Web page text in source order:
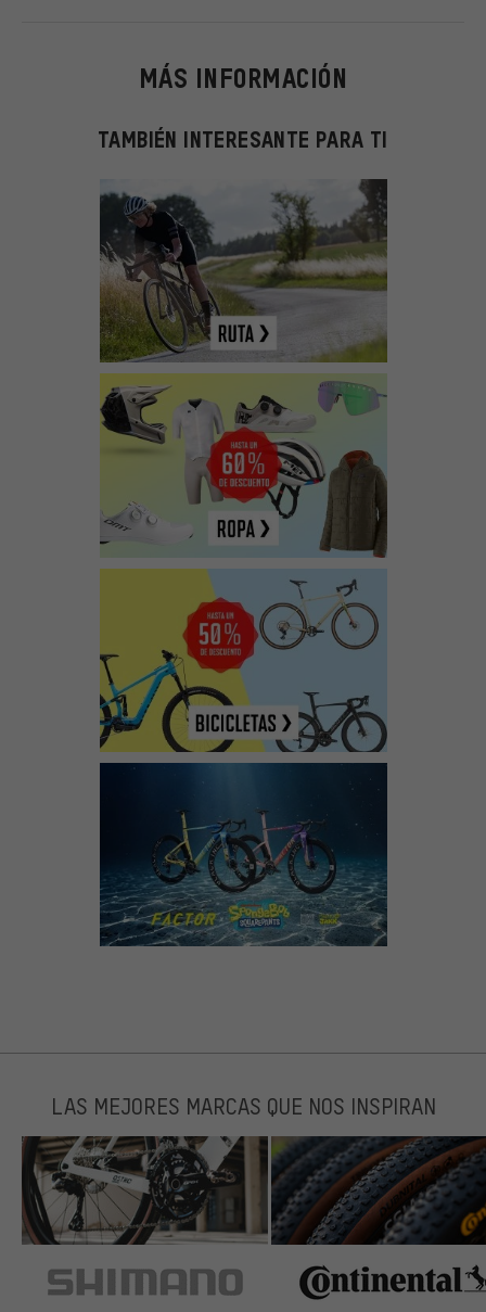
MÁS INFORMACIÓN
TAMBIÉN INTERESANTE PARA TI
LAS MEJORES MARCAS QUE NOS INSPIRAN